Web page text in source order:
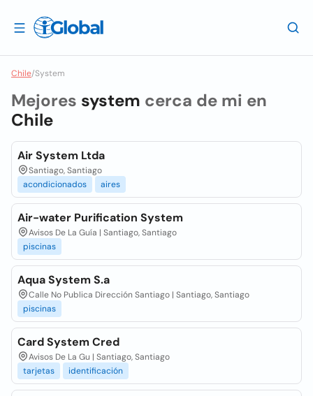
Chile/System
Mejores system cerca de mi en
Chile
Air System Ltda
Santiago, Santiago
acondicionados
aires
Air-water Purification System
Avisos De La Guía | Santiago, Santiago
piscinas
Aqua System S.a
Calle No Publica Dirección Santiago | Santiago, Santiago
piscinas
Card System Cred
Avisos De La Gu | Santiago, Santiago
tarjetas
identificación